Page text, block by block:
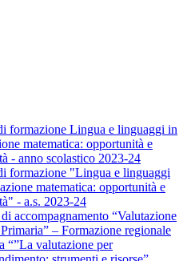
formazione Lingua e linguaggi in
matematica: opportunità e
- anno scolastico 2023-24
formazione "Lingua e linguaggi
matematica: opportunità e
- a.s. 2023-24
accompagnamento “Valutazione
– Formazione regionale
“”La valutazione per